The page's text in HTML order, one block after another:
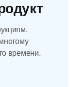
времени.